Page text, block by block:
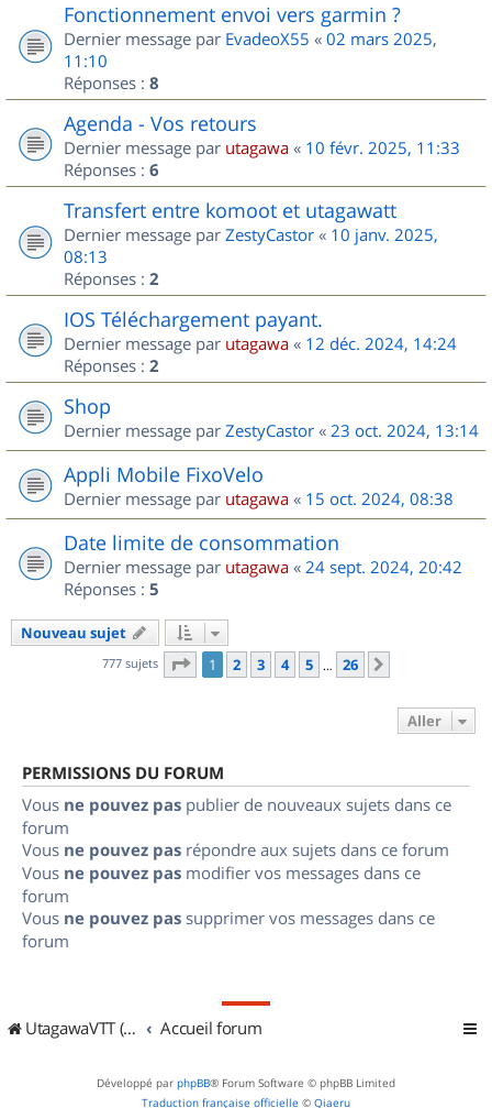
Fonctionnement envoi vers garmin ?
Dernier message par EvadeoX55 « 02 mars 2025,
11:10
Réponses : 8
Agenda - Vos retours
Dernier message par utagawa « 10 févr. 2025, 11:33
Réponses : 6
Transfert entre komoot et utagawatt
Dernier message par ZestyCastor « 10 janv. 2025,
08:13
Réponses : 2
IOS Téléchargement payant.
Dernier message par utagawa « 12 déc. 2024, 14:24
Réponses : 2
Shop
Dernier message par ZestyCastor « 23 oct. 2024, 13:14
Appli Mobile FixoVelo
Dernier message par utagawa « 15 oct. 2024, 08:38
Date limite de consommation
Dernier message par utagawa « 24 sept. 2024, 20:42
Réponses : 5
Nouveau sujet
777 sujets Page 1sur
1 2 3 4 5 … 26
Aller
PERMISSIONS DU FORUM
Vous ne pouvez pas publier de nouveaux sujets dans ce
forum
Vous ne pouvez pas répondre aux sujets dans ce forum
Vous ne pouvez pas modifier vos messages dans ce
forum
Vous ne pouvez pas supprimer vos messages dans ce
forum
UtagawaVTT (Randos VTT et VTTAE avec traces GPS) Accueil forum
Développé par phpBB® Forum Software © phpBB Limited
Traduction française officielle © Qiaeru